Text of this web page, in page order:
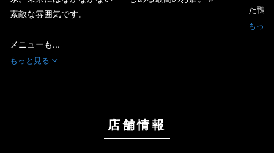
素敵な雰囲気です。
メニューも...
もっと見る
た鴨
もっ
店舗情報